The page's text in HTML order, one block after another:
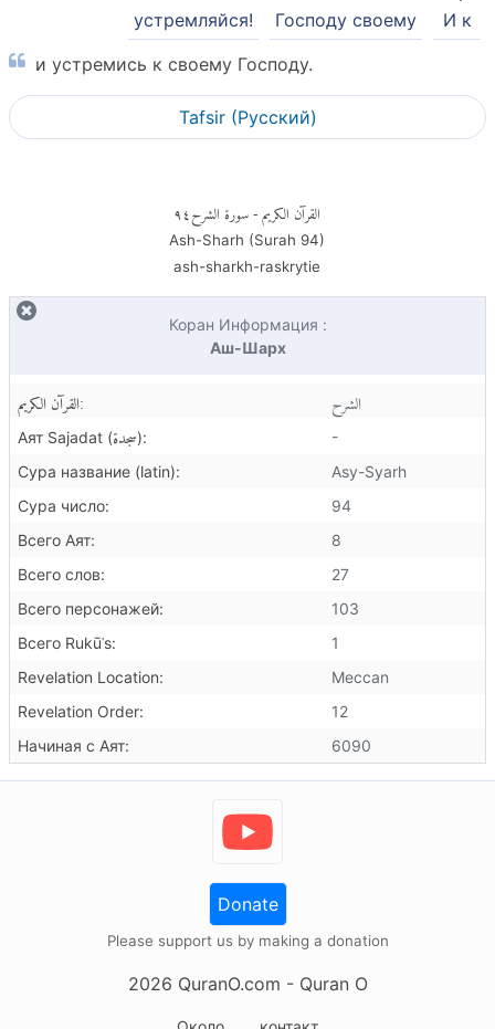
И к
Господу своему
устремляйся!
и устремись к своему Господу.
Tafsir (Pусский)
القرآن الكريم- سورة الشرح٩٤
Ash-Sharh (Surah 94)
ash-sharkh-raskrytie
Коран Информация :
Аш-Шарх
القرآن الكريم: الشرح
Аят Sajadat (سجدة):
-
Сура название (latin):
Asy-Syarh
Сура число:
94
Всего Аят:
8
Всего слов:
27
Всего персонажей:
103
Всего Rukūʿs:
1
Revelation Location:
Meccan
Revelation Order:
12
Начиная с Аят:
6090
Donate
Please support us by making a donation
2026 QuranO.com - Quran O